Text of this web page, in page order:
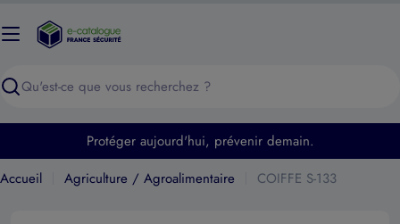
au
Recherche
Protéger aujourd'hui, prévenir demain.
Accueil
Agriculture / Agroalimentaire COIFFE S-133